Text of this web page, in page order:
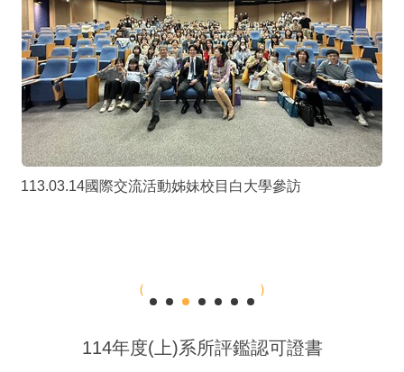
113.03.14國際交流活動姊妹校目白大學參訪
114年度(上)系所評鑑認可證書